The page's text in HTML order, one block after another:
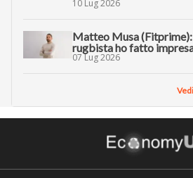
10 Lug 2026
Matteo Musa (Fitprime):
rugbista ho fatto
07 Lug 2026